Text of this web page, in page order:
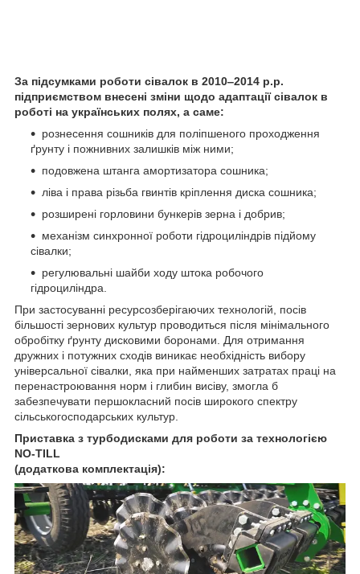
За підсумками роботи сівалок в 2010‒2014 р.р.
підприємством внесені зміни щодо адаптації сівалок в
роботі на українських полях, а саме:
рознесення сошників для поліпшеного проходження
ґрунту і пожнивних залишків між ними;
подовжена штанга амортизатора сошника;
ліва і права різьба гвинтів кріплення диска сошника;
розширені горловини бункерів зерна і добрив;
механізм синхронної роботи гідроциліндрів підйому
сівалки;
регулювальні шайби ходу штока робочого
гідроциліндра.
При застосуванні ресурсозберігаючих технологій, посів
більшості зернових культур проводиться після мінімального
обробітку ґрунту дисковими боронами. Для отримання
дружних і потужних сходів виникає необхідність вибору
універсальної сівалки, яка при найменших затратах праці на
перенастроювання норм і глибин висіву, змогла б
забезпечувати першокласний посів широкого спектру
сільськогосподарських культур.
Приставка з турбодисками для роботи за технологією
NO-TILL
(додаткова комплектація):